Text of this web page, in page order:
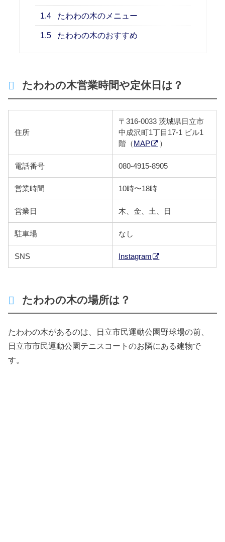
1.4 たわわの木のメニュー
1.5 たわわの木のおすすめ
たわわの木営業時間や定休日は？
住所
〒316-0033 茨城県日立市
中成沢町1丁目17-1⁡ ビル1
階（ MAP ）
電話番号 080-4915-8905
営業時間 10時〜18時
営業日 木、金、土、日
駐車場 なし
SNS Instagram
たわわの木の場所は？
たわわの木があるのは、日立市民運動公園野球場の前、
日立市市民運動公園テニスコートのお隣にある建物で
す。